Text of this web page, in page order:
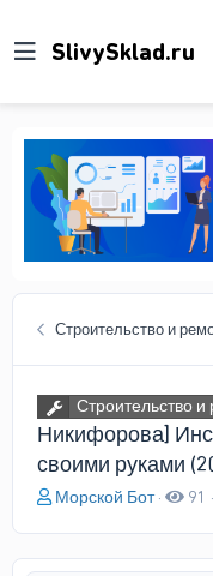
Строительство и
Строительство и
Никифорова]
своими руками
А
о
Морской Бот 91